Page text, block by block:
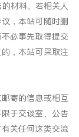
材料。若相关人
，本站可随时删
必事先取得提交
，本站可采取注
寄的信息或相互
于交谈室、公告
关任何这类交流